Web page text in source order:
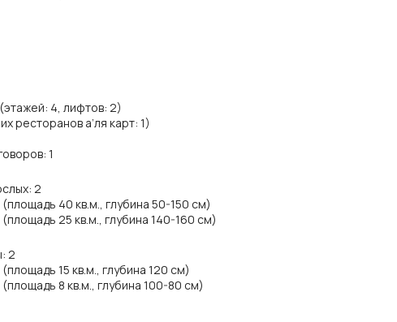
4, лифтов: 2)
ресторанов а’ля карт: 1)
1
2
40 кв.м., глубина 50-150 см)
25 кв.м., глубина 140-160 см)
2
15 кв.м., глубина 120 см)
8 кв.м., глубина 100-80 см)